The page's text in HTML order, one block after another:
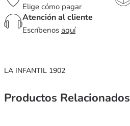
Elige cómo pagar
Atención al cliente
Escríbenos aquí
LA INFANTIL 1902
Productos Relacionados